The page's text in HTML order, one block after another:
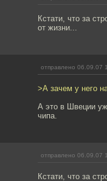
Кстати, что за
от жизни...
отправлено 06.09.07
>А зачем у него
А это в Швеции
чипа.
отправлено 06.09.07
Кстати, что за